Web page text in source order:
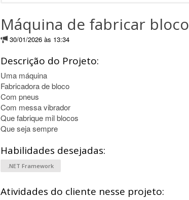
Máquina de fabricar bloco
30/01/2026 às 13:34
Descrição do Projeto:
Uma máquina
Fabricadora de bloco
Com pneus
Com messa vibrador
Que fabrique mil blocos
Que seja sempre
Habilidades desejadas:
.NET Framework
Atividades do cliente nesse projeto: